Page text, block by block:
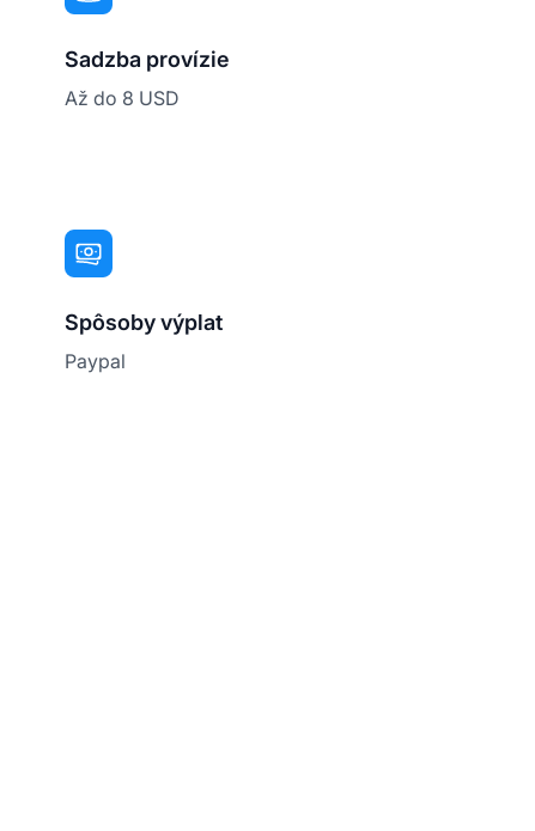
Sadzba provízie
Až do 8 USD
Spôsoby výplat
Paypal